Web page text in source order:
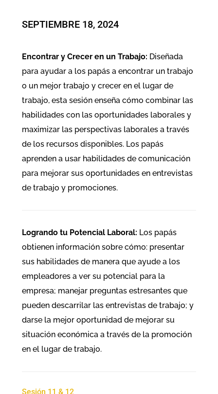
SEPTIEMBRE 18, 2024
Encontrar y Crecer en un Trabajo: Diseñada
para ayudar a los papás a encontrar un trabajo
o un mejor trabajo y crecer en el lugar de
trabajo, esta sesión enseña cómo combinar las
habilidades con las oportunidades laborales y
maximizar las perspectivas laborales a través
de los recursos disponibles. Los papás
aprenden a usar habilidades de comunicación
para mejorar sus oportunidades en entrevistas
de trabajo y promociones.
Logrando tu Potencial Laboral: Los papás
obtienen información sobre cómo: presentar
sus habilidades de manera que ayude a los
empleadores a ver su potencial para la
empresa; manejar preguntas estresantes que
pueden descarrilar las entrevistas de trabajo; y
darse la mejor oportunidad de mejorar su
situación económica a través de la promoción
en el lugar de trabajo.
Sesión 11 & 12